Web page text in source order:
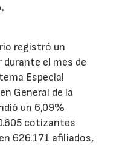
registró un
el mes de
Especial
General de la
un 6,09%
cotizantes
626.171 afiliados,